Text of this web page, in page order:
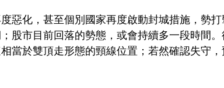
惡化，甚至個別國家再度啟動封城措施，勢
股市目前回落的勢態，或會持續多一段時間
當於雙頂走形態的頸線位置；若然確認失守